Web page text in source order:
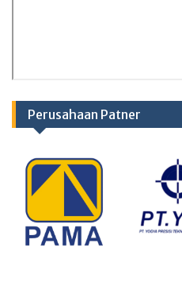
Perusahaan Patner